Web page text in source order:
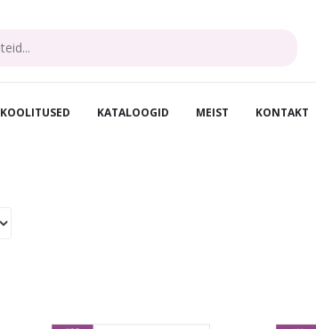
KOOLITUSED KATALOOGID MEIST KONTAKT